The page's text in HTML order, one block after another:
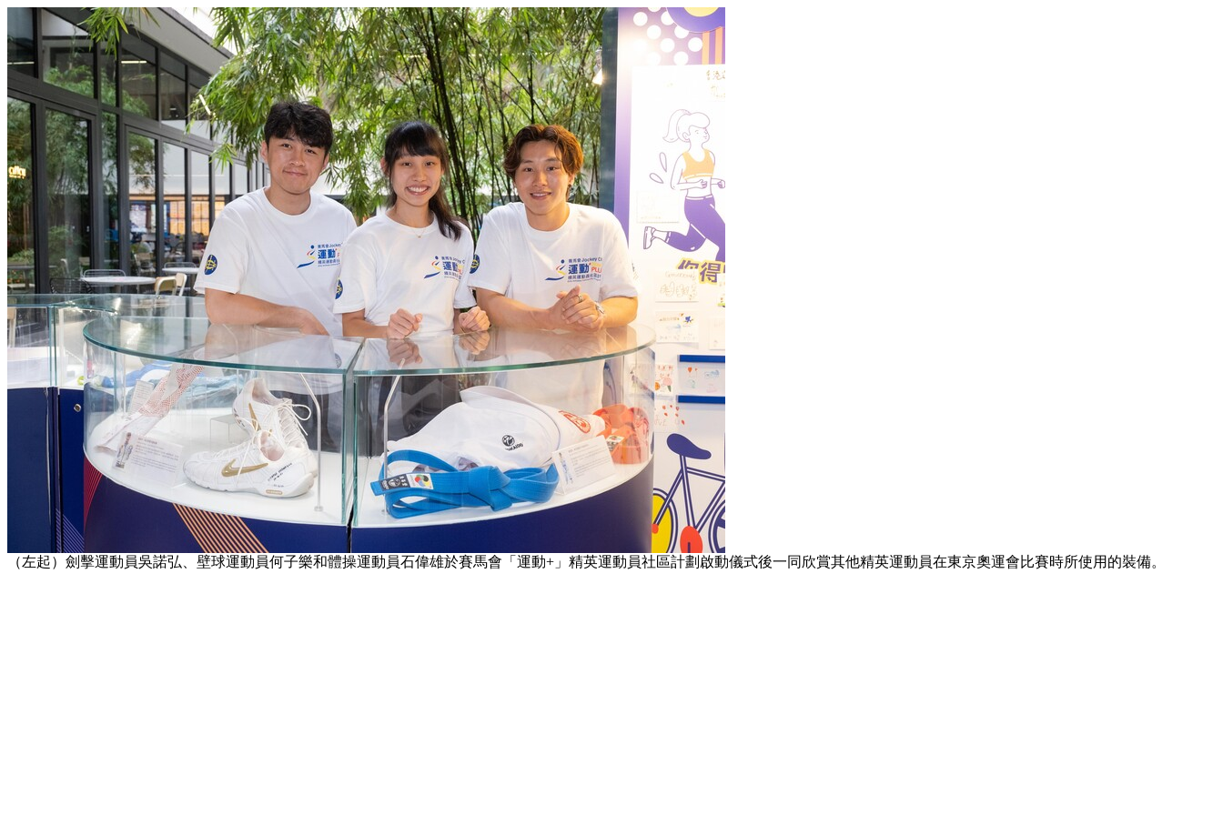
（左起）劍擊運動員吳諾弘、壁球運動員何子樂和體操運動員石偉雄於賽馬會「運動+」精英運動員社區計劃啟動儀式後一同欣賞其他精英運動員在東京奧運會比賽時所使用的裝備。